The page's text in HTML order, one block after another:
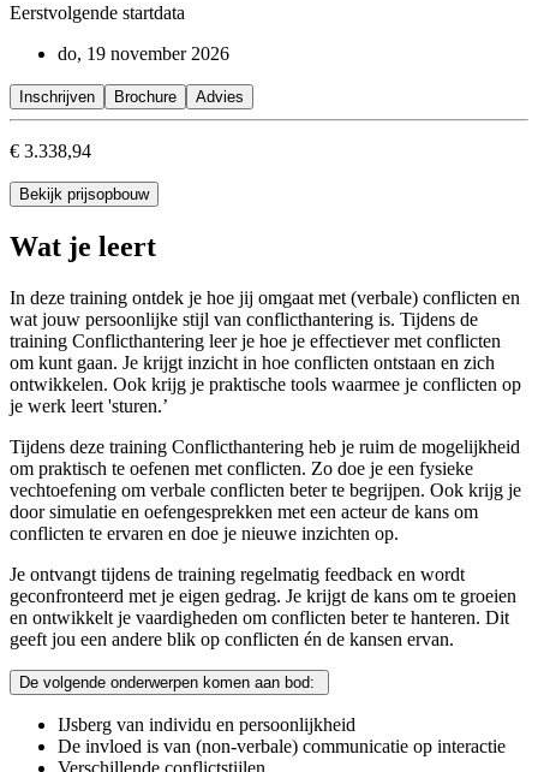
Eerstvolgende startdata
do, 19 november 2026
Inschrijven Brochure Advies
€ 3.338,94
Bekijk prijsopbouw
Wat je leert
In deze training ontdek je hoe jij omgaat met (verbale) conflicten en
wat jouw persoonlijke stijl van conflicthantering is. Tijdens de
training Conflicthantering leer je hoe je effectiever met conflicten
om kunt gaan. Je krijgt inzicht in hoe conflicten ontstaan en zich
ontwikkelen. Ook krijg je praktische tools waarmee je conflicten op
je werk leert 'sturen.’
Tijdens deze training Conflicthantering heb je ruim de mogelijkheid
om praktisch te oefenen met conflicten. Zo doe je een fysieke
vechtoefening om verbale conflicten beter te begrijpen. Ook krijg je
door simulatie en oefengesprekken met een acteur de kans om
conflicten te ervaren en doe je nieuwe inzichten op.
Je ontvangt tijdens de training regelmatig feedback en wordt
geconfronteerd met je eigen gedrag. Je krijgt de kans om te groeien
en ontwikkelt je vaardigheden om conflicten beter te hanteren. Dit
geeft jou een andere blik op conflicten én de kansen ervan.
De volgende onderwerpen komen aan bod:
IJsberg van individu en persoonlijkheid
De invloed is van (non-verbale) communicatie op interactie
Verschillende conflictstijlen